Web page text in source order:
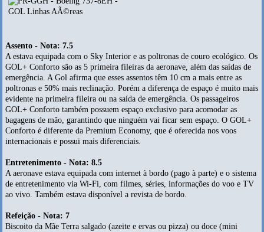
Assento - Nota: 7.5
A estava equipada com o Sky Interior e as poltronas de couro ecológico. Os
GOL+ Conforto são as 5 primeira fileiras da aeronave, além das saídas de
emergência. A Gol afirma que esses assentos têm 10 cm a mais entre as
poltronas e 50% mais reclinação. Porém a diferença de espaço é muito mais
evidente na primeira fileira ou na saída de emergência. Os passageiros
GOL+ Conforto também possuem espaço exclusivo para acomodar as
bagagens de mão, garantindo que ninguém vai ficar sem espaço. O GOL+
Conforto é diferente da Premium Economy, que é oferecida nos voos
internacionais e possui mais diferenciais.
Entretenimento - Nota: 8.5
A aeronave estava equipada com internet à bordo (pago à parte) e o sistema
de entretenimento via Wi-Fi, com filmes, séries, informações do voo e TV
ao vivo. Também estava disponível a revista de bordo.
Refeição - Nota: 7
Biscoito da Mãe Terra salgado (azeite e ervas ou pizza) ou doce (mini